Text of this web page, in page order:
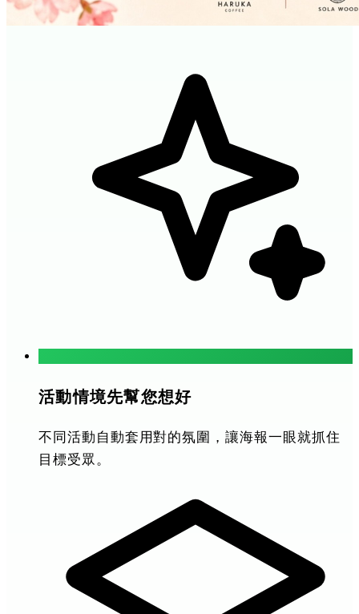
活動情境先幫您想好
不同活動自動套用對的氛圍，讓海報一眼就抓住
目標受眾。